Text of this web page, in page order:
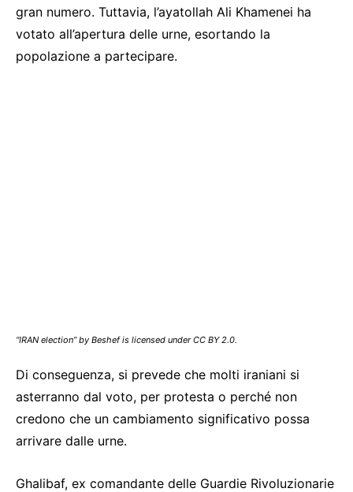
gran numero. Tuttavia, l’ayatollah Ali Khamenei ha
votato all’apertura delle urne, esortando la
popolazione a partecipare.
“IRAN election” by Beshef is licensed under CC BY 2.0.
Di conseguenza, si prevede che molti iraniani si
asterranno dal voto, per protesta o perché non
credono che un cambiamento significativo possa
arrivare dalle urne.
Ghalibaf, ex comandante delle Guardie Rivoluzionarie